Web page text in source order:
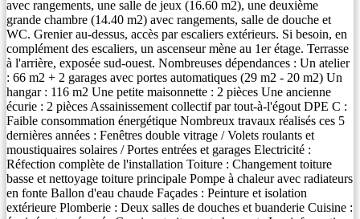
avec rangements, une salle de jeux (16.60 m2), une deuxième
grande chambre (14.40 m2) avec rangements, salle de douche et
WC. Grenier au-dessus, accès par escaliers extérieurs. Si besoin, en
complément des escaliers, un ascenseur mène au 1er étage. Terrasse
à l'arrière, exposée sud-ouest. Nombreuses dépendances : Un atelier
: 66 m2 + 2 garages avec portes automatiques (29 m2 - 20 m2) Un
hangar : 116 m2 Une petite maisonnette : 2 pièces Une ancienne
écurie : 2 pièces Assainissement collectif par tout-à-l'égout DPE C :
Faible consommation énergétique Nombreux travaux réalisés ces 5
dernières années : Fenêtres double vitrage / Volets roulants et
moustiquaires solaires / Portes entrées et garages Electricité :
Réfection complète de l'installation Toiture : Changement toiture
basse et nettoyage toiture principale Pompe à chaleur avec radiateurs
en fonte Ballon d'eau chaude Façades : Peinture et isolation
extérieure Plomberie : Deux salles de douches et buanderie Cuisine :